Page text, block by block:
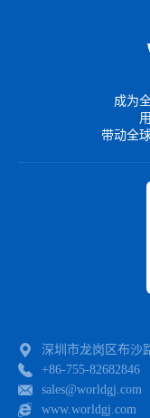
成为
带动全
深圳市龙岗区布沙
+86-755-82682846
sales@worldgj.com
www.worldgj.com